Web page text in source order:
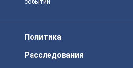
событий
Политика
Расследования